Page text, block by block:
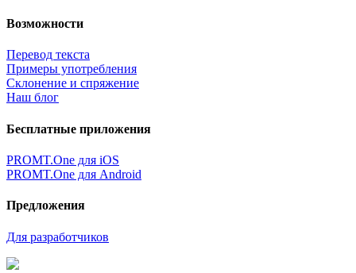
Возможности
Перевод текста
Примеры употребления
Склонение и спряжение
Наш блог
Бесплатные приложения
PROMT.One для iOS
PROMT.One для Android
Предложения
Для разработчиков